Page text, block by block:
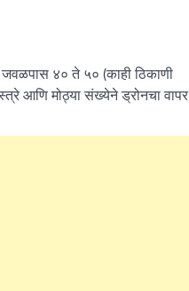
४० ते ५० (काही ठिकाणी
आणि मोठ्या संख्येने ड्रोनचा वापर